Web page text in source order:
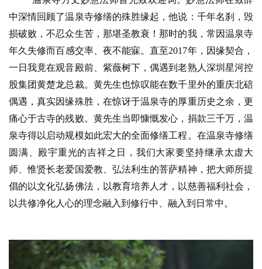
提
题
公
益
慈
善
佛
教
人
物
寺
中深情回顾了温泉寺修缮的殊胜缘起，他说：千年名刹，毁
损破败，不忍众生苦，那堪圣教衰！那时的我，常因温泉寺
年久失修而百感交率、夜不能寐。直至2017年，因缘契合，
一日我竟在观音殿前、紫薇树下，偶遇到老熟人深圳星河控
股集团黄楚龙总裁。黄先生也惊叹能在数千里外的重庆北碚
偶遇，真实因缘殊胜，在惊讶于温泉寺的厚重历史之余，更
痛心于古寺的残败。黄先生当即慷慨发心，捐款三千万，温
泉寺得以启动规模如此宏大的全面修缮工程。在温泉寺修缮
圆满、殿宇重光的吉祥之日，我们大家要坚持继承太虚大
师、惟贤长老爱国爱教、弘法利生的菩萨精神，把大师所提
倡的以文化弘扬佛法，以教育培养人才，以慈善福利社会，
以共修净化人心的理念融入到修行中、融入到日常中。